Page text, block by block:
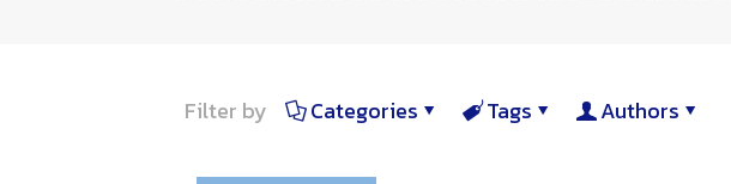
Filter by Categories Tags Authors